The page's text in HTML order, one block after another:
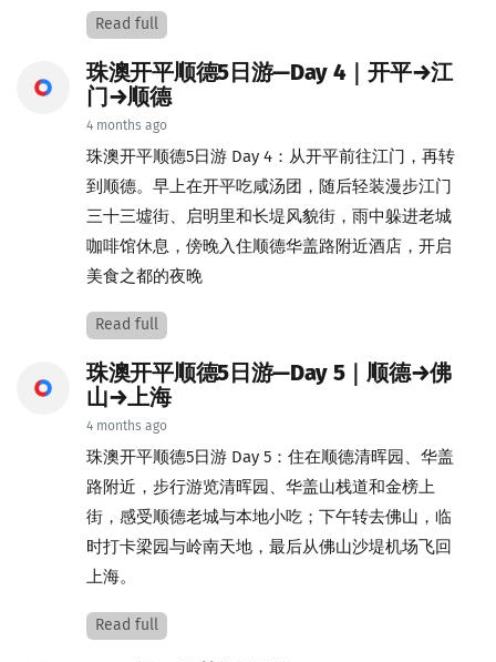
Read full
珠澳开平顺德5日游—Day 4｜开平→江
门→顺德
4 months ago
珠澳开平顺德5日游 Day 4：从开平前往江门，再转
到顺德。早上在开平吃咸汤团，随后轻装漫步江门
三十三墟街、启明里和长堤风貌街，雨中躲进老城
咖啡馆休息，傍晚入住顺德华盖路附近酒店，开启
美食之都的夜晚
Read full
珠澳开平顺德5日游—Day 5｜顺德→佛
山→上海
4 months ago
珠澳开平顺德5日游 Day 5：住在顺德清晖园、华盖
路附近，步行游览清晖园、华盖山栈道和金榜上
街，感受顺德老城与本地小吃；下午转去佛山，临
时打卡梁园与岭南天地，最后从佛山沙堤机场飞回
上海。
Read full